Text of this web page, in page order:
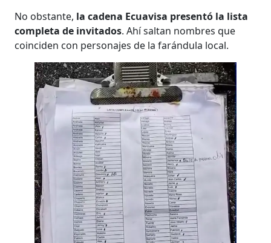
No obstante, la cadena Ecuavisa presentó la lista
completa de invitados. Ahí saltan nombres que
coinciden con personajes de la farándula local.